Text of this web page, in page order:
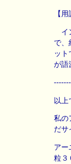
【
イ
で、
ッ
が語
以上
私の
だサ
アー
粒３